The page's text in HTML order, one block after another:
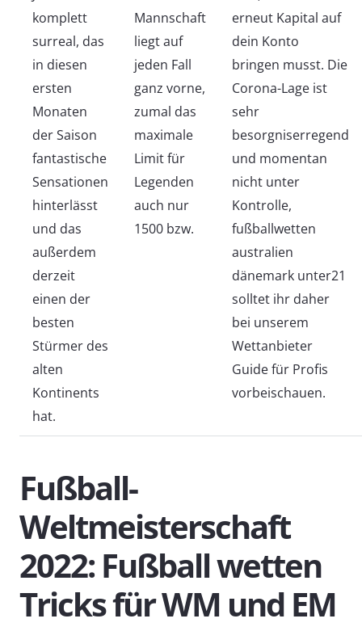
komplett
surreal, das
in diesen
ersten
Monaten
der Saison
fantastische
Sensationen
hinterlässt
und das
außerdem
derzeit
einen der
besten
Stürmer des
alten
Kontinents
hat.
Mannschaft
liegt auf
jeden Fall
ganz vorne,
zumal das
maximale
Limit für
Legenden
auch nur
1500 bzw.
erneut Kapital auf
dein Konto
bringen musst. Die
Corona-Lage ist
sehr
besorgniserregend
und momentan
nicht unter
Kontrolle,
fußballwetten
australien
dänemark unter21
solltet ihr daher
bei unserem
Wettanbieter
Guide für Profis
vorbeischauen.
Fußball-
Weltmeisterschaft
2022: Fußball wetten
Tricks für WM und EM